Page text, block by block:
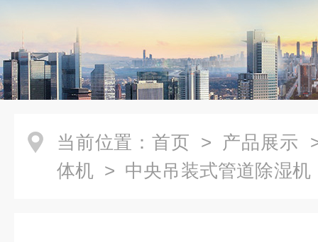
当前位置： 首页 > 产品展示
体机 > 中央吊装式管道除湿机